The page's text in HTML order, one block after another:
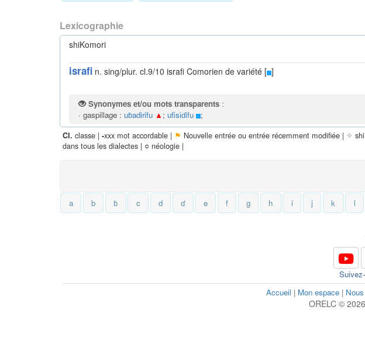
Lexicographie
shiKomori
israfi n. sing/plur. cl.9/10 israfi Comorien de variété [ ]
Synonymes et/ou mots transparents :
· gaspillage : uɓadirifu ▲ ; ufisiɗifu ;
Cl. classe | -xxx mot accordable | ⚑ Nouvelle entrée ou entrée récemment modifiée | ✧
dans tous les dialectes | ○ néologie |
a b ɓ c d ɗ e f g h i j k l
Accueil | Mon espace |
ORELC ©